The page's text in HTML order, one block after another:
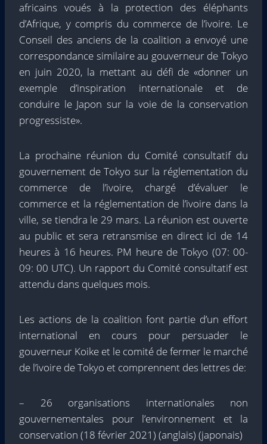
africains voués à la protection des éléphants
d’Afrique, y compris du commerce de l’ivoire. Le
Conseil des anciens de la coalition a envoyé une
correspondance similaire au gouverneur de Tokyo
en juin 2020, la mettant au défi de «donner un
exemple d’inspiration internationale et de
conduire le Japon sur la voie de la conservation
progressiste».
La prochaine réunion du Comité consultatif du
gouvernement de Tokyo sur la réglementation du
commerce de l’ivoire, chargé d’évaluer le
commerce et la réglementation de l’ivoire dans la
ville, se tiendra le 29 mars. La réunion est ouverte
au public et sera retransmise en direct ici de 14
heures à 16 heures. PM heure de Tokyo (07: 00-
09: 00 UTC). Un rapport du Comité consultatif est
attendu dans quelques mois.
Les actions de la coalition font partie d’un effort
international en cours pour persuader le
gouverneur Koike et le comité de fermer le marché
de l’ivoire de Tokyo et comprennent des lettres de:
– 26 organisations internationales non
gouvernementales pour l’environnement et la
conservation (18 février 2021) (anglais) (japonais)